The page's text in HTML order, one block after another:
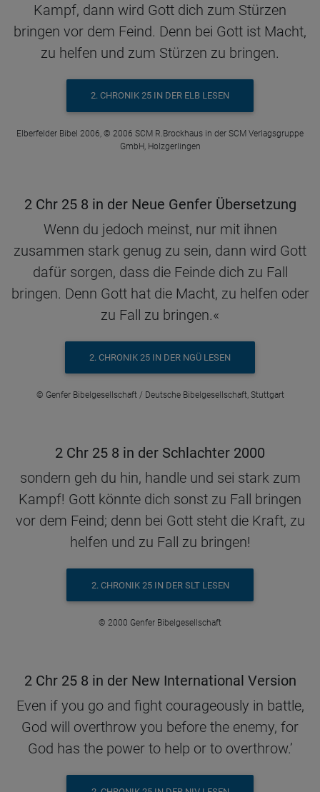
Kampf, dann wird Gott dich zum Stürzen
bringen vor dem Feind. Denn bei Gott ist Macht,
zu helfen und zum Stürzen zu bringen.
2. CHRONIK 25 IN DER ELB LESEN
Elberfelder Bibel 2006, © 2006 SCM R.Brockhaus in der SCM Verlagsgruppe
GmbH, Holzgerlingen
2 Chr 25 8 in der Neue Genfer Übersetzung
Wenn du jedoch meinst, nur mit ihnen
zusammen stark genug zu sein, dann wird Gott
dafür sorgen, dass die Feinde dich zu Fall
bringen. Denn Gott hat die Macht, zu helfen oder
zu Fall zu bringen.«
2. CHRONIK 25 IN DER NGÜ LESEN
© Genfer Bibelgesellschaft / Deutsche Bibelgesellschaft, Stuttgart
2 Chr 25 8 in der Schlachter 2000
sondern geh du hin, handle und sei stark zum
Kampf! Gott könnte dich sonst zu Fall bringen
vor dem Feind; denn bei Gott steht die Kraft, zu
helfen und zu Fall zu bringen!
2. CHRONIK 25 IN DER SLT LESEN
© 2000 Genfer Bibelgesellschaft
2 Chr 25 8 in der New International Version
Even if you go and fight courageously in battle,
God will overthrow you before the enemy, for
God has the power to help or to overthrow.’